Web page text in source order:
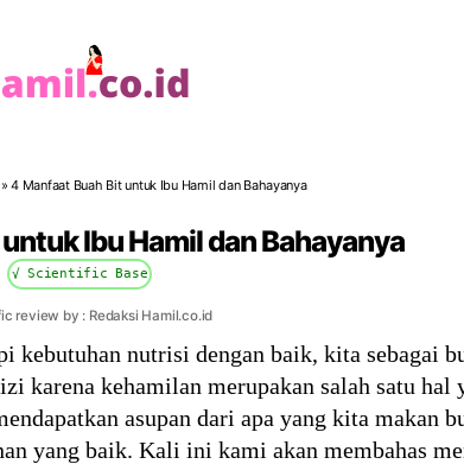
»4 Manfaat Buah Bit untuk Ibu Hamil dan Bahayanya
Ibu Hamil dan Bahayanya
√ Scientific Base
review by : Redaksi Hamil.co.id
nutrisi dengan baik, kita sebagai
karena kehamilan merupakan salah satu hal
asupan dari apa yang kita makan
yang baik. Kali ini kami akan membahas